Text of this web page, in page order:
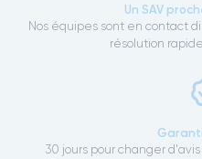
Un SAV
Nos équipes sont en contact
résolution
30 jours pour changer